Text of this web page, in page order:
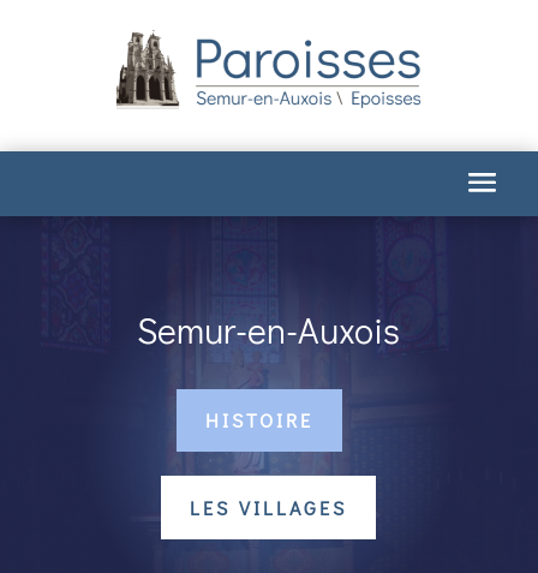
Semur-en-Auxois
HISTOIRE
LES VILLAGES